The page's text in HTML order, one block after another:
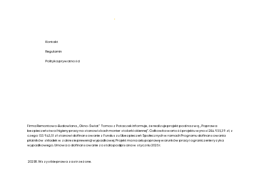
Pomoc.
Kontakt
Regulamin
Polityka prywatności
Firma Remontowo-Budowlana „Okno-Świat” Tomasz Potaczek informuje, że realizuje projekt pod nazwą „Poprawa
bezpieczeństwa i higieny pracy na stanowiskach monter stolarki okiennej”. Całkowita wartość projektu wynosi 284 935,39 zł, z
czego 133 943,51 zł stanowi dofinansowanie z Funduszu Ubezpieczeń Społecznych w ramach Programu dofinansowania
płatników składek w zakresie prewencji wypadkowej. Projekt ma na celu poprawę warunków pracy i ograniczenie ryzyka
wypadkowego. Umowa o dofinansowanie została podpisana w styczniu 2025 r.
2025R. Wszystkie prawa zastrzeżone.